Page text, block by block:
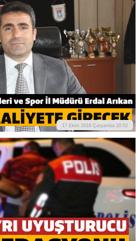
17 Ekim 2018 Çarşamba 20:52